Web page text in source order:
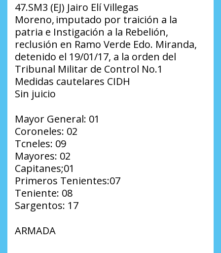
47.SM3 (EJ) Jairo Elí Villegas
Moreno, imputado por traición a la
patria e Instigación a la Rebelión,
reclusión en Ramo Verde Edo. Miranda,
detenido el 19/01/17, a la orden del
Tribunal Militar de Control No.1
Medidas cautelares CIDH
Sin juicio
Mayor General: 01
Coroneles: 02
Tcneles: 09
Mayores: 02
Capitanes;01
Primeros Tenientes:07
Teniente: 08
Sargentos: 17
ARMADA